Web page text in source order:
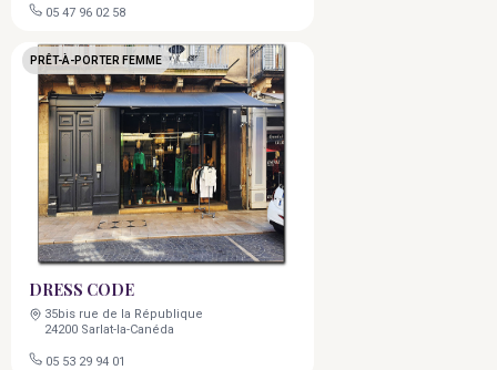
05 47 96 02 58
DRESS CODE
35bis rue de la République
24200 Sarlat-la-Canéda
05 53 29 94 01
PRÊT-À-PORTER FEMME